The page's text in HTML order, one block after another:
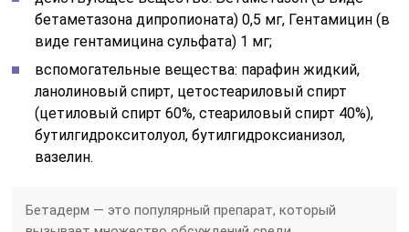
бетаметазона дипропионата) 0,5 мг, Гентамицин (в
виде гентамицина сульфата) 1 мг;
вспомогательные вещества: парафин жидкий,
ланолиновый спирт, цетостеариловый спирт
(цетиловый спирт 60%, стеариловый спирт 40%),
бутилгидрокситолуол, бутилгидроксианизол,
вазелин.
Бетадерм — это популярный препарат, который